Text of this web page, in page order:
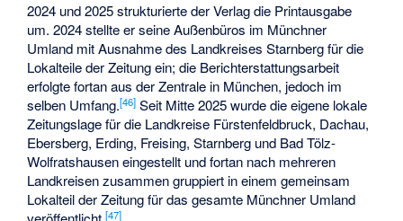
2024 und 2025 strukturierte der Verlag die Printausgabe
um. 2024 stellte er seine Außenbüros im Münchner
Umland mit Ausnahme des Landkreises Starnberg für die
Lokalteile der Zeitung ein; die Berichterstattungsarbeit
erfolgte fortan aus der Zentrale in München, jedoch im
selben Umfang.[46] Seit Mitte 2025 wurde die eigene lokale
Zeitungslage für die Landkreise Fürstenfeldbruck, Dachau,
Ebersberg, Erding, Freising, Starnberg und Bad Tölz-
Wolfratshausen eingestellt und fortan nach mehreren
Landkreisen zusammen gruppiert in einem gemeinsam
Lokalteil der Zeitung für das gesamte Münchner Umland
[47]